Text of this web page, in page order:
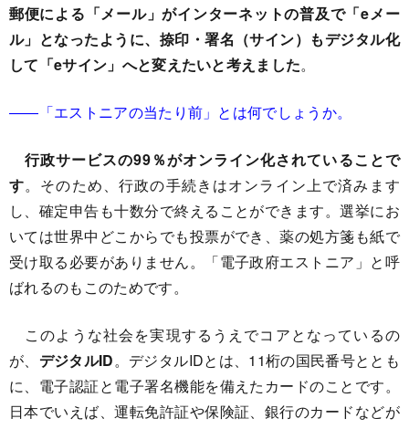
郵便による「メール」がインターネットの普及で「eメー
ル」となったように、捺印・署名（サイン）もデジタル化
して「eサイン」へと変えたいと考えました。
――「エストニアの当たり前」とは何でしょうか。
行政サービスの99％がオンライン化されていることで
す。そのため、行政の手続きはオンライン上で済みます
し、確定申告も十数分で終えることができます。選挙にお
いては世界中どこからでも投票ができ、薬の処方箋も紙で
受け取る必要がありません。「電子政府エストニア」と呼
ばれるのもこのためです。
このような社会を実現するうえでコアとなっているの
が、 デジタルID。デジタルIDとは、11桁の国民番号ととも
に、電子認証と電子署名機能を備えたカードのことです。
日本でいえば、運転免許証や保険証、銀行のカードなどが